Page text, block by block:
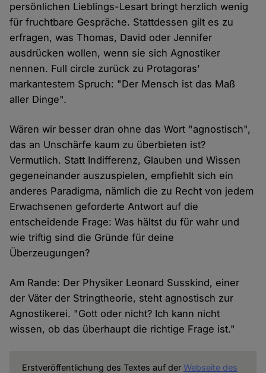
persönlichen Lieblings-Lesart bringt herzlich wenig
für fruchtbare Gespräche. Stattdessen gilt es zu
erfragen, was Thomas, David oder Jennifer
ausdrücken wollen, wenn sie sich Agnostiker
nennen. Full circle zurück zu Protagoras'
markantestem Spruch: "Der Mensch ist das Maß
aller Dinge".
Wären wir besser dran ohne das Wort "agnostisch",
das an Unschärfe kaum zu überbieten ist?
Vermutlich. Statt Indifferenz, Glauben und Wissen
gegeneinander auszuspielen, empfiehlt sich ein
anderes Paradigma, nämlich die zu Recht von jedem
Erwachsenen geforderte Antwort auf die
entscheidende Frage: Was hältst du für wahr und
wie triftig sind die Gründe für deine
Überzeugungen?
Am Rande: Der Physiker Leonard Susskind, einer
der Väter der Stringtheorie, steht agnostisch zur
Agnostikerei. "Gott oder nicht? Ich kann nicht
wissen, ob das überhaupt die richtige Frage ist."
Erstveröffentlichung des Textes auf der Webseite des